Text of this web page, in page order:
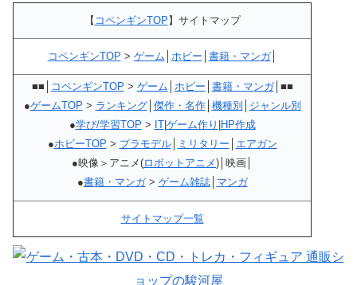
【 コペンギンTOP 】サイトマップ
コペンギンTOP > ゲーム ホビー 書籍・マンガ│
■■│ コペンギンTOP > ゲーム ホビー 書籍・マンガ│■■
●ゲームTOP > ランキング│ 傑作・名作│ 機種別
ジャンル別
●学び/学習TOP > IT| ゲーム作り HP作成
●ホビーTOP > プラモデル│ ミリタリー
エアガン
●映像＞アニメ(ロボットアニメ)│映画│
●書籍・マンガ> ゲーム雑誌│ マンガ
サイトマップ一覧